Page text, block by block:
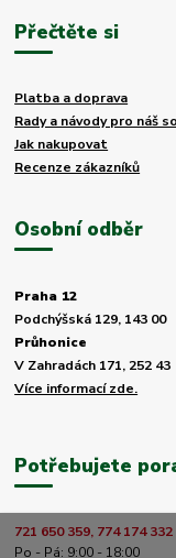
Přečtěte si
Platba a doprava
Rady a návody pro náš
Jak nakupovat
Recenze zákazníků
Osobní odběr
Praha 12
Podchýšská 129, 143 00
Průhonice
V Zahradách 171, 252 43
Více informací zde.
Potřebujete
721 650 359, 774 174 332
Po - Pá: 9:00 - 18:00